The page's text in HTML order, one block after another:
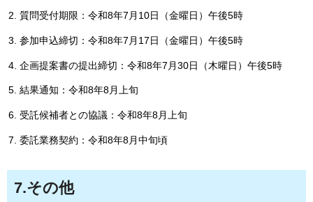
質問受付期限：令和8年7月10日（金曜日）午後5時
参加申込締切：令和8年7月17日（金曜日）午後5時
企画提案書の提出締切：令和8年7月30日（木曜日）午後5時
結果通知：令和8年8月上旬
受託候補者との協議：令和8年8月上旬
委託業務契約：令和8年8月中旬頃
7.その他